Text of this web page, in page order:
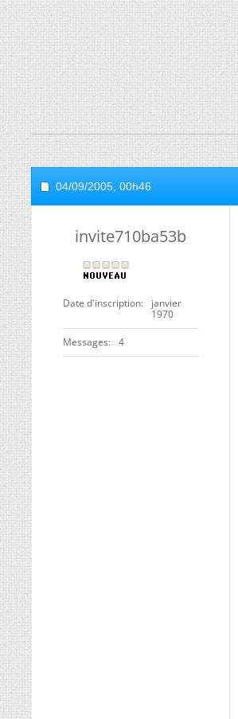
04/09/2005, 00h46
invite710ba53b
Date d'inscription
janvier
1970
Messages 4